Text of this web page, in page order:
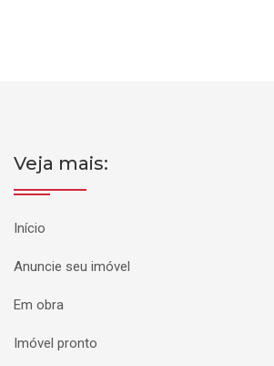
Veja mais:
Início
Anuncie seu imóvel
Em obra
Imóvel pronto